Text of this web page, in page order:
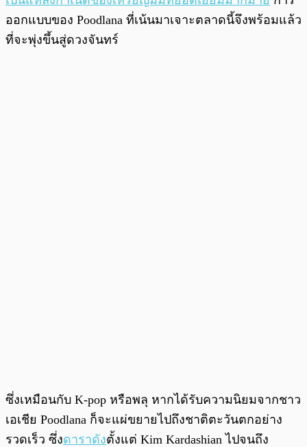
ออกแบบของ Poodlana ที่เน้นมาเจาะตลาดนี้จึงพร้อมแล้ว
ที่จะพุ่งขึ้นสู่ดวงจันทร์
ซึ่งเหมือนกับ K-pop หรือพลุ หากได้รับความนิยมจากชาว
เอเชีย Poodlana ก็จะแผ่ขยายไปถึงชาติตะวันตกอย่าง
รวดเร็ว ซึ่งดาราดังตั้งแต่ Kim Kardashian ไปจนถึง